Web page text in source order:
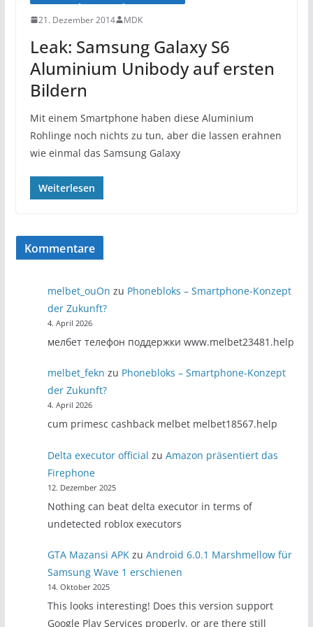
21. Dezember 2014 MDK
Leak: Samsung Galaxy S6
Aluminium Unibody auf ersten
Bildern
Mit einem Smartphone haben diese Aluminium
Rohlinge noch nichts zu tun, aber die lassen erahnen
wie einmal das Samsung Galaxy
Weiterlesen
Kommentare
melbet_ouOn zu Phonebloks – Smartphone-Konzept
der Zukunft?
4. April 2026
мелбет телефон поддержки www.melbet23481.help
melbet_fekn zu Phonebloks – Smartphone-Konzept
der Zukunft?
4. April 2026
cum primesc cashback melbet melbet18567.help
Delta executor official zuAmazon präsentiert das
Firephone
12. Dezember 2025
Nothing can beat delta executor in terms of
undetected roblox executors
GTA Mazansi APK zuAndroid 6.0.1 Marshmellow für
Samsung Wave 1 erschienen
14. Oktober 2025
This looks interesting! Does this version support
Google Play Services properly, or are there still